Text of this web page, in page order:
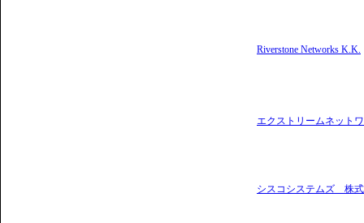
Riverstone Networks K.K.
エクストリームネット
シスコシステムズ 株